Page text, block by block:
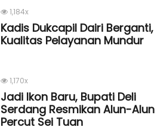
1,184x
Kadis Dukcapil Dairi Berganti,
Kualitas Pelayanan Mundur
1,170x
Jadi Ikon Baru, Bupati Deli
Serdang Resmikan Alun-Alun
Percut Sei Tuan